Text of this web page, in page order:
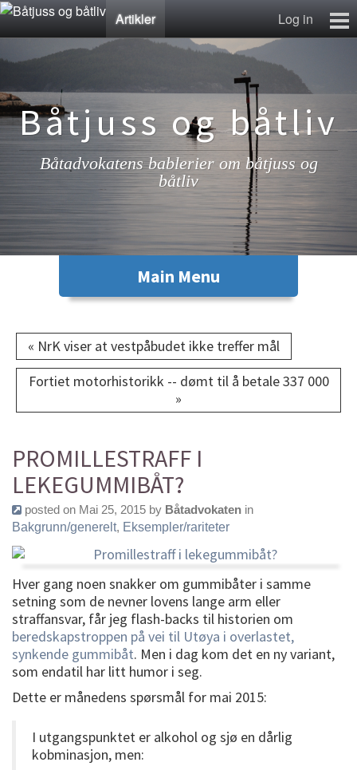
Artikler Log in
Lenkesamling
Kontakt
Båtjuss og båtliv
Båtadvokatens bablerier om båtjuss og
båtliv
« NrK viser at vestpåbudet ikke treffer mål
Fortiet motorhistorikk -- dømt til å betale 337 000
»
PROMILLESTRAFF I
LEKEGUMMIBÅT?
posted on Mai 25, 2015 by Båtadvokaten in
Bakgrunn/generelt, Eksempler/rariteter
Hver gang noen snakker om gummibåter i samme
setning som de nevner lovens lange arm eller
straffansvar, får jeg flash-backs til historien om
beredskapstroppen på vei til Utøya i overlastet,
synkende gummibåt. Men i dag kom det en ny variant,
som endatil har litt humor i seg.
Dette er månedens spørsmål for mai 2015:
I utgangspunktet er alkohol og sjø en dårlig
kobminasjon, men: